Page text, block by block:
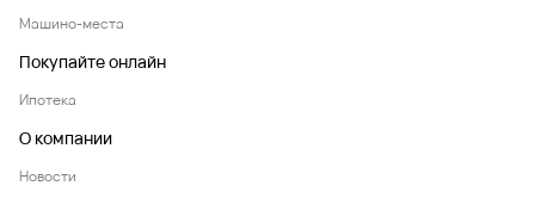
Машино-места
Покупайте онлайн
Ипотека
О компании
Новости